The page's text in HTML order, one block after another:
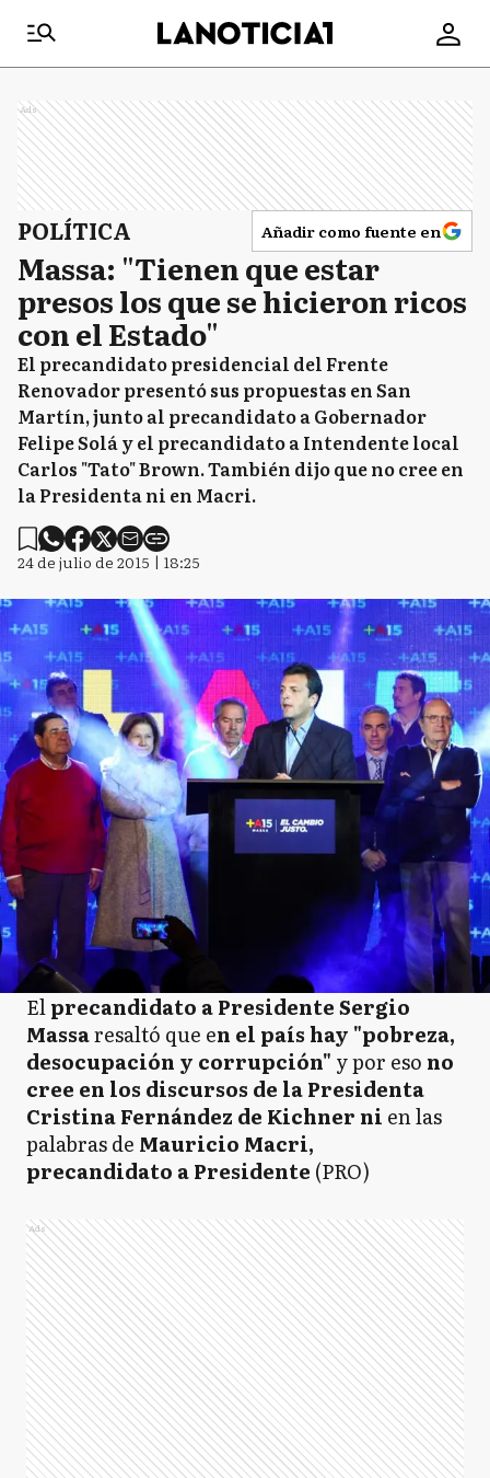
Ads
POLÍTICA Añadir como fuente en
Massa: "Tienen que estar
presos los que se hicieron ricos
con el Estado"
El precandidato presidencial del Frente
Renovador presentó sus propuestas en San
Martín, junto al precandidato a Gobernador
Felipe Solá y el precandidato a Intendente local
Carlos "Tato" Brown. También dijo que no cree en
la Presidenta ni en Macri.
24 de julio de 2015 | 18:25
Elprecandidato a Presidente Sergio
Massaresaltó que en el país hay "pobreza,
desocupación y corrupción" y por eso no
cree en los discursos de la Presidenta
Cristina Fernández de Kichner ni en las
palabras de Mauricio Macri,
precandidato a Presidente (PRO)
Ads